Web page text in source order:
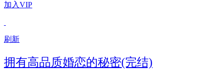
加入VIP
刷新
拥有高品质婚恋的秘密(完结)